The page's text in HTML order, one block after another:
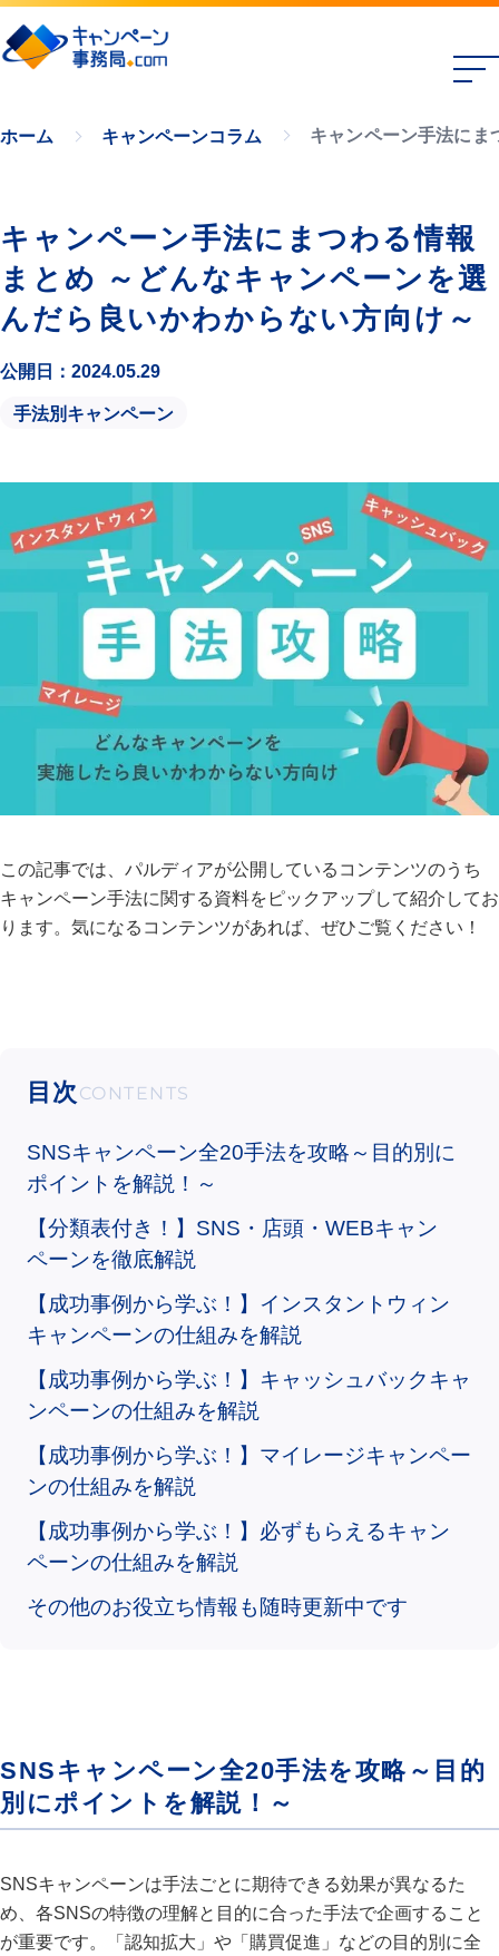
ホーム キャンペーンコラム キャンペーン手法にま
キャンペーン手法にまつわる情報
まとめ ～どんなキャンペーンを選
んだら良いかわからない方向け～
公開日：2024.05.29
手法別キャンペーン
この記事では、パルディアが公開しているコンテンツのうち
キャンペーン手法に関する資料をピックアップして紹介してお
ります。気になるコンテンツがあれば、ぜひご覧ください！
目次
SNSキャンペーン全20手法を攻略～目的別に
ポイントを解説！～
【分類表付き！】SNS・店頭・WEBキャン
ペーンを徹底解説
【成功事例から学ぶ！】インスタントウィン
キャンペーンの仕組みを解説
【成功事例から学ぶ！】キャッシュバックキャ
ンペーンの仕組みを解説
【成功事例から学ぶ！】マイレージキャンペー
ンの仕組みを解説
【成功事例から学ぶ！】必ずもらえるキャン
ペーンの仕組みを解説
その他のお役立ち情報も随時更新中です
SNSキャンペーン全20手法を攻略～目的
別にポイントを解説！～
SNSキャンペーンは手法ごとに期待できる効果が異なるた
め、各SNSの特徴の理解と目的に合った手法で企画すること
が重要です。「認知拡大」や「購買促進」などの目的別に全